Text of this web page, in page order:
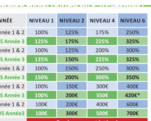
2*. Profitez de nombreux BONUS dès la 3 année !